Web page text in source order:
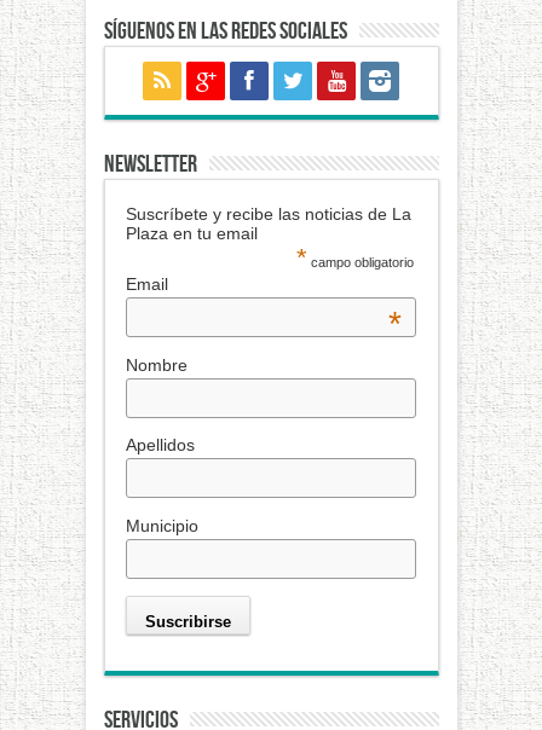
Síguenos en las redes sociales
NEWSLETTER
Suscríbete y recibe las noticias de La
Plaza en tu email
* campo obligatorio
Email
*
Nombre
Apellidos
Municipio
Servicios